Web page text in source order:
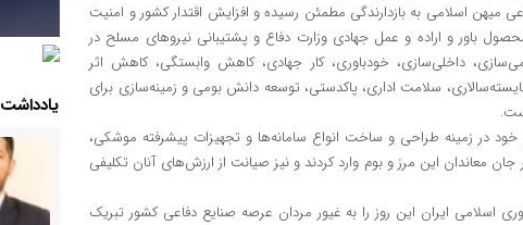
اسلامی به بازدارندگی مطمئن رسیده و افزایش اقتدار کشور و امنیت
باور و اراده و عمل جهادی وزارت دفاع و پشتیبانی نیروهای مسلح در
داخلی‌سازی، خودباوری، کار جهادی، کاهش وابستگی، کاهش اثر
سلامت اداری، پاکدستی، توسعه دانش بومی و زمینه‌سازی برای
در زمینه طراحی و ساخت انواع سامانه‌ها و تجهیزات پیشرفته موشکی،
جان معاندان این مرز و بوم وارد کردند و نیز صیانت از ارزش‌های آنان تکلیفی
اسلامی ایران این روز را به غیور مردان عرصه صنایع دفاعی کشور تبریک
یادداشت